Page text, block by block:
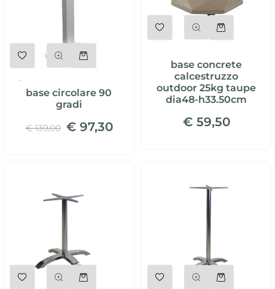
base circolare 90
gradi
€ 139,00 € 97,30
base concrete
calcestruzzo
outdoor 25kg taupe
dia48-h33.50cm
€ 59,50